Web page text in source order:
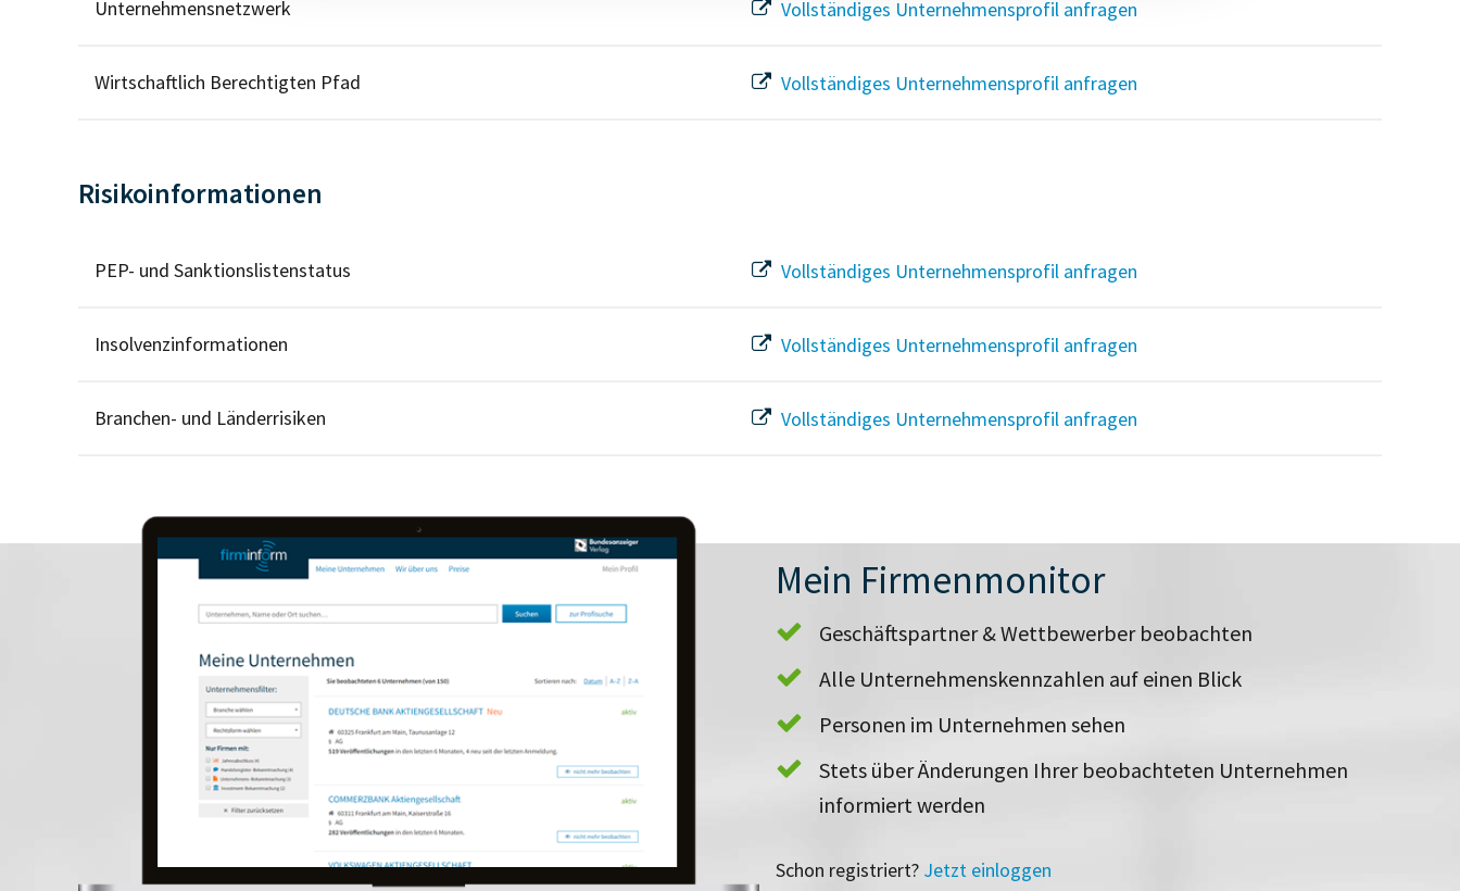
Unternehmensnetzwerk Vollständiges Unternehmensprofil anfragen
Wirtschaftlich Berechtigten Pfad Vollständiges Unternehmensprofil anfragen
Risikoinformationen
PEP- und Sanktionslistenstatus Vollständiges Unternehmensprofil anfragen
Insolvenzinformationen Vollständiges Unternehmensprofil anfragen
Branchen- und Länderrisiken Vollständiges Unternehmensprofil anfragen
Mein Firmenmonitor
Geschäftspartner & Wettbewerber beobachten
Alle Unternehmenskennzahlen auf einen Blick
Personen im Unternehmen sehen
Stets über Änderungen Ihrer beobachteten Unternehmen
informiert werden
Schon registriert? Jetzt einloggen